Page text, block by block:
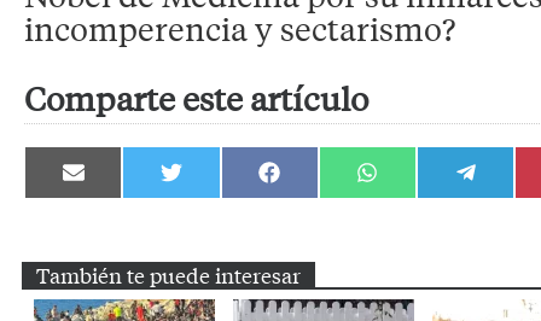
incomperencia y sectarismo?
Comparte este artículo
Compartir
en
Compartir
en
Compartir
en
Compartir
en
Compartir
en
También te puede interesar